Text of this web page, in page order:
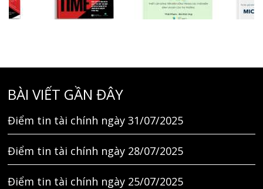
BÀI VIẾT GẦN ĐÂY
Điểm tin tài chính ngày 31/07/2025
Điểm tin tài chính ngày 28/07/2025
Điểm tin tài chính ngày 25/07/2025